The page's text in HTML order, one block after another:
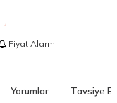
Fiyat Alarmı
Yorumlar Tavsiye Et